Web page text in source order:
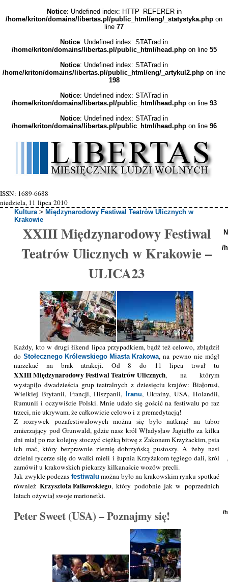
Notice: Undefined index: HTTP_REFERER in
/home/kriton/domains/libertas.pl/public_html/eng/_statystyka.php on
line 77
Notice: Undefined index: STATrad in
/home/kriton/domains/libertas.pl/public_html/head.phpon line 55
Notice: Undefined index: STATrad in
/home/kriton/domains/libertas.pl/public_html/eng/_artykul2.php on line
198
Notice: Undefined index: STATrad in
/home/kriton/domains/libertas.pl/public_html/head.phpon line 93
Notice: Undefined index: STATrad in
/home/kriton/domains/libertas.pl/public_html/head.phpon line 96
ISSN: 1689-6688
niedziela, 11 lipca 2010
Kultura >Międzynarodowy Festiwal Teatrów Ulicznych w
Krakowie
XXIII Międzynarodowy Festiwal
Teatrów Ulicznych w Krakowie –
ULICA23
Każdy, kto w drugi łikend lipca przypadkiem, bądź też celowo, zbłądził
doStołecznego Królewskiego Miasta Krakowa, na pewno nie mógł
narzekać na brak atrakcji. Od 8 do 11 lipca trwał tu
XXIII Międzynarodowy Festiwal Teatrów Ulicznych, na którym
wystąpiło dwadzieścia grup teatralnych z dziesięciu krajów: Białorusi,
Wielkiej Brytanii, Francji, Hiszpanii, Iranu, Ukrainy, USA, Holandii,
Rumunii i oczywiście Polski. Mnie udało się gościć na festiwalu po raz
trzeci, nie ukrywam, że całkowicie celowo i z premedytacją!
Z rozrywek pozafestiwalowych można się było natknąć na tabor
zmierzający pod Grunwald, gdzie nasz król Władysław Jagiełło za kilka
dni miał po raz kolejny stoczyć ciężką bitwę z Zakonem Krzyżackim, psia
ich mać, który bezprawnie ziemię dobrzyńską pustoszy. A żeby nasi
dzielni rycerze siłę do walki mieli i łupnia Krzyżakom tęgiego dali, król
zamówił u krakowskich piekarzy kilkanaście wozów precli.
Jak zwykle podczas festiwalu można było na krakowskim rynku spotkać
również Krzysztofa Falkowskiego, który podobnie jak w poprzednich
latach ożywiał swoje marionetki.
Peter Sweet (USA) – Poznajmy się!
/
/